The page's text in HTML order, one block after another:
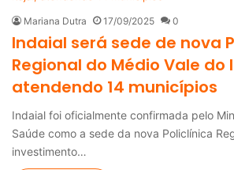
Mariana Dutra 17/09/2025 0
Indaial será sede de nova
Regional do Médio Vale do
atendendo 14 municípios
Indaial foi oficialmente confirmada pelo
Saúde como a sede da nova Policlínica
investimento…